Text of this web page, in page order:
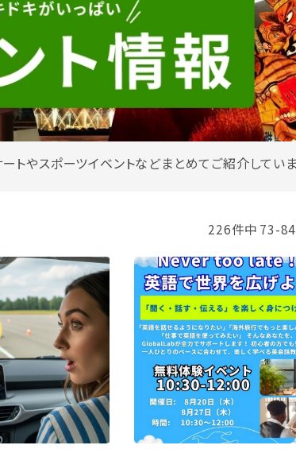
やスポーツイベントなどまとめてご紹介していま
226件中 73-